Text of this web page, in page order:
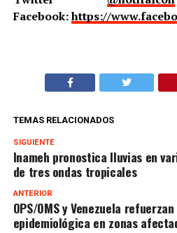
Facebook:https://
TEMAS RELACIONADOS
SIGUIENTE
Inameh pronostica lluvias en
de tres ondas tropicales
ANTERIOR
OPS/OMS y Venezuela
epidemiológica en zonas